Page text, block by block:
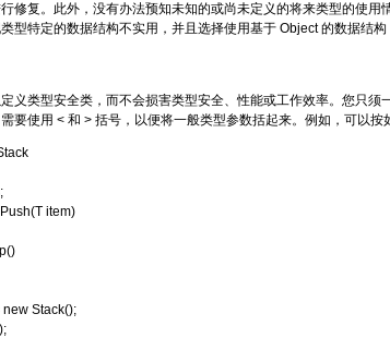
修复。此外，没有办法预知未知的或尚未定义的将来类型的使
型特定的数据结构不实用，并且选择使用基于 Object 的数据结构
义类型安全类，而不会损害类型安全、性能或工作效率。您只
要使用 < 和 > 括号，以便将一般类型参数括起来。例如，可以按
item)
new Stack();